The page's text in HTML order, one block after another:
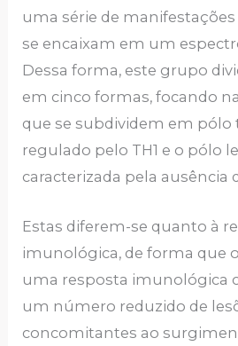
uma série de manifestações
se encaixam em um
Dessa forma, este grupo
em cinco formas, focando
que se subdividem em pólo
regulado pelo TH1 e o pólo
caracterizada pela ausência
Estas diferem-se quanto à
imunológica, de forma que
uma resposta imunológica
um número reduzido de
concomitantes ao